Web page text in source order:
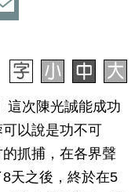
這次陳光誠能成功
以說是功不可
抓捕，在各界聲
天之後，終於在5